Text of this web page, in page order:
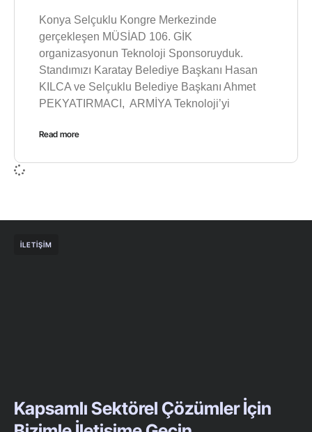
Konya Selçuklu Kongre Merkezinde
gerçekleşen MÜSİAD 106. GİK
organizasyonun Teknoloji Sponsoruyduk.
Standımızı Karatay Belediye Başkanı Hasan
KILCA ve Selçuklu Belediye Başkanı Ahmet
PEKYATIRMACI, ARMİYA Teknoloji’yi
Read more
İLETIŞIM
Kapsamlı Sektörel Çözümler İçin